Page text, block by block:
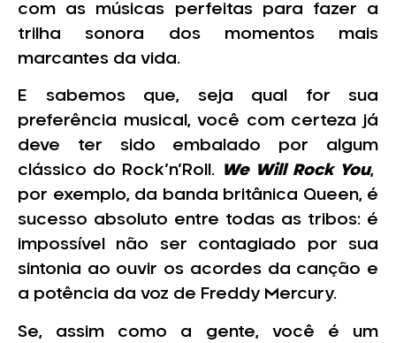
com as músicas perfeitas para fazer a
trilha sonora dos momentos mais
marcantes da vida.
E sabemos que, seja qual for sua
preferência musical, você com certeza já
deve ter sido embalado por algum
clássico do Rock’n’Roll.
We Will Rock You,
por exemplo, da banda britânica Queen, é
sucesso absoluto entre todas as tribos: é
impossível não ser contagiado por sua
sintonia ao ouvir os acordes da canção e
a potência da voz de Freddy Mercury.
Se, assim como a gente, você é um